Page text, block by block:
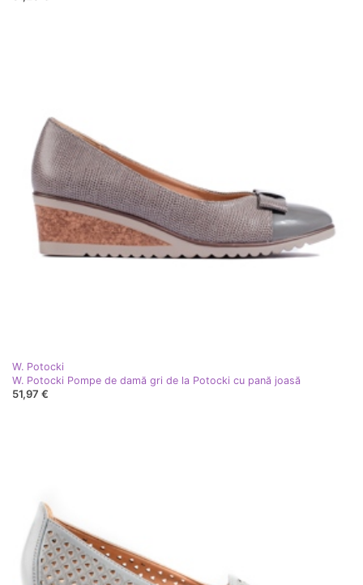
W. Potocki
W. Potocki Pompe de damă gri de la Potocki cu pană joasă
51,97 €